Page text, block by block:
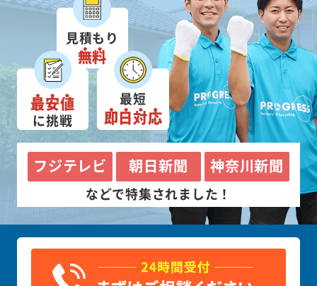
見積もり
無料
最安値
に挑戦
最短
即日対応
フジテレビ 朝日新聞 神奈川新聞
などで特集されました！